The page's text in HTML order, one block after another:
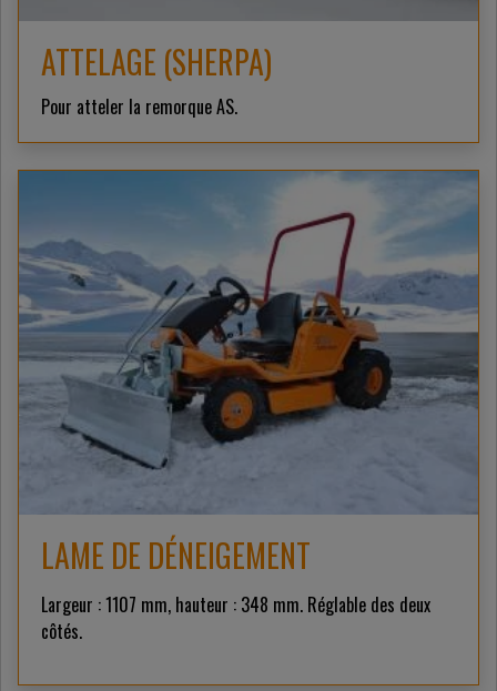
ATTELAGE (SHERPA)
Pour atteler la remorque AS.
LAME DE DÉNEIGEMENT
Largeur : 1107 mm, hauteur : 348 mm. Réglable des deux
côtés.